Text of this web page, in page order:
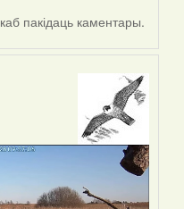
каб пакідаць каментары.